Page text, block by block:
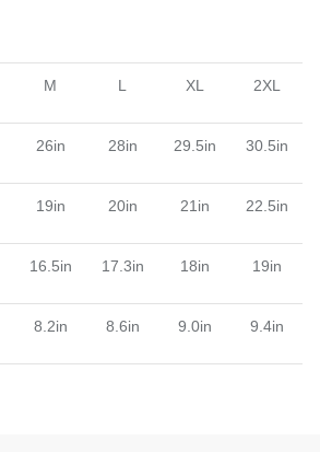
M L XL 2XL
26in 28in 29.5in 30.5in
19in 20in 21in 22.5in
16.5in 17.3in 18in 19in
8.2in 8.6in 9.0in 9.4in